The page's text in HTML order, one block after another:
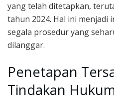
yang telah ditetapkan,
tahun 2024. Hal ini menjadi
segala prosedur yang
dilanggar.
Penetapan
Tindakan